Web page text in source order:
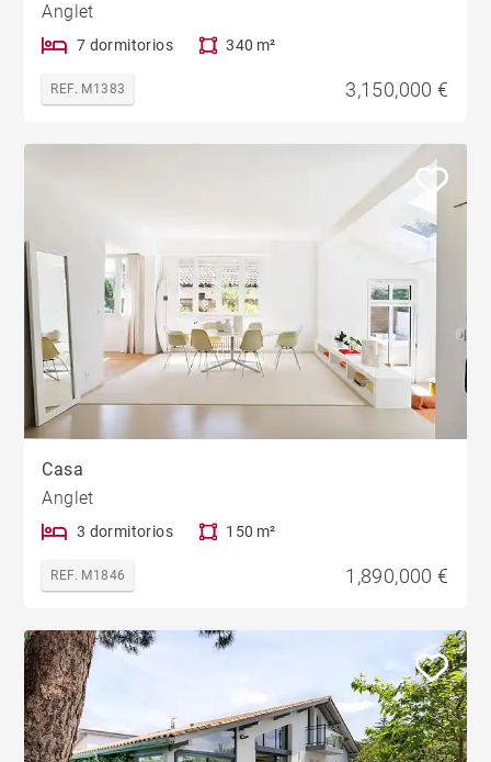
Anglet
7 dormitorios 340 m²
REF. M1383 3,150,000 €
Casa
Anglet
3 dormitorios 150 m²
REF. M1846 1,890,000 €